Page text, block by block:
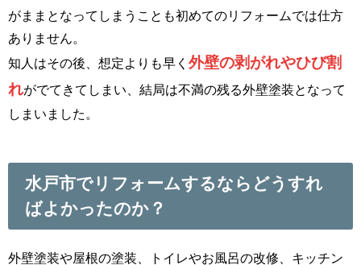
がままとなってしまうことも初めてのリフォームでは仕方
ありません。
知人はその後、想定よりも早く 外壁の剥がれやひび割
れがでてきてしまい、結局は不満の残る外壁塗装となって
しまいました。
水戸市でリフォームするならどうすれ
ばよかったのか？
外壁塗装や屋根の塗装、トイレやお風呂の改修、キッチン